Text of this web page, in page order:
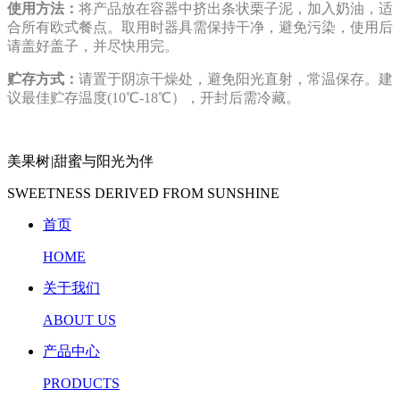
使用方法： 将产品放在容器中挤出条状栗子泥，加入奶油，适
合所有欧式餐点。取用时器具需保持干净，避免污染，使用后
请盖好盖子，并尽快用完。
贮存方式： 请置于阴凉干燥处，避免阳光直射，常温保存。建
议最佳贮存温度(10℃-18℃），开封后需冷藏。
美果树|甜蜜与阳光为伴
SWEETNESS DERIVED FROM SUNSHINE
首页
HOME
关于我们
ABOUT US
产品中心
PRODUCTS